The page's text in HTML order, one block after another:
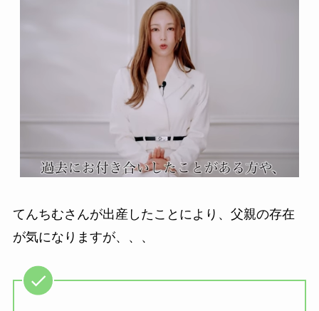
てんちむさんが出産したことにより、父親の存在
が気になりますが、、、